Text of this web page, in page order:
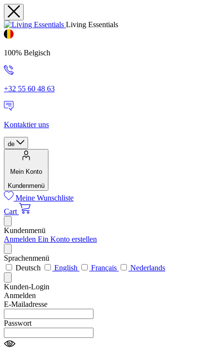
Living Essentials
100% Belgisch
+32 55 60 48 63
Kontaktier uns
de
Mein Konto
Kundenmenü
Meine Wunschliste
Cart
Kundenmenü
Anmelden Ein Konto erstellen
Sprachenmenü
Deutsch
English Français Nederlands
Kunden-Login
Anmelden
E-Mailadresse
Passwort